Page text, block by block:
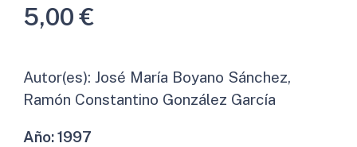
5,00€
Autor(es): José María Boyano Sánchez,
Ramón Constantino González García
Año:1997